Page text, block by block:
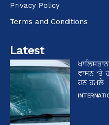
Privacy Policy
Terms and Conditions
Latest
ਵਾਸਨ ‘ਤੇ
ਹਨ ਹਮਲੇ